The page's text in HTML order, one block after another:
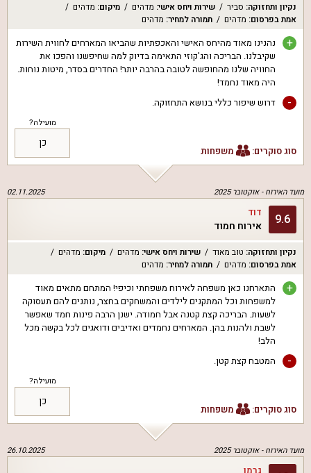
נקיון ותחזוקה: סביר שירות ויחס אישי: מדהים מיקום: מדהים
אמת בפרסום: מדהים תמורה למחיר: מדהים
+
נהנינו מאוד מהיחס האישי והאכפתיות שהביאו המארחים לחווית השירות
שקיבלנו. הבריכה והג'קוזי התאימה בדיוק למה שחיפשנו והפכו את
החוויה שלנו מהחופשה לטובה בהרבה יותר! החדרים בסדר, מיטות נוחות.
היה מאוד נחמד!
- דרוש שיפור כללי בנושא התחזוקה.
סוג סוקרים: משפחות
מועילה?
כן
מועד האירוח -אוקטובר 2025 02.11.2025
9.6 דוד
אירוח חמוד
נקיון ותחזוקה: טוב מאוד שירות ויחס אישי: מדהים מיקום: מדהים
אמת בפרסום: מדהים תמורה למחיר: מדהים
+
התארחנו כאן משפחה לאירוח משפחתי וכיפי! המתחם מתאים מאוד
למשפחות וכל המתקנים לילדים והמשחקים בחצר, נותנים להם תעסוקה
לשעות. הבריכה קצת קטנה אבל חמודה. ישנן הרבה פינות חמד שאפשר
לשבת ולהנות בהן. המארחים נחמדים ואדיבים ודואגים לכל בקשה מכל
הלב!
- המטבח קצת קטן.
סוג סוקרים: משפחות
מועילה?
כן
מועד האירוח -אוקטובר 2025 26.10.2025